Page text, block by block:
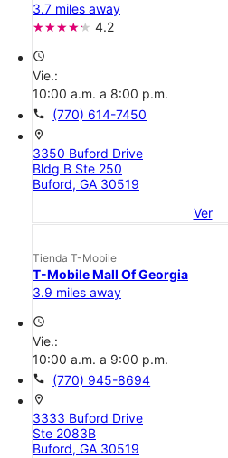
3.7 miles away
4.2
access_time
Vie.:
10:00 a.m. a 8:00 p.m.
call (770) 614-7450
location_on
3350 Buford Drive
Bldg B Ste 250
Buford, GA 30519
Ver
Tienda T-Mobile
T-Mobile Mall Of Georgia
3.9 miles away
access_time
Vie.:
10:00 a.m. a 9:00 p.m.
call (770) 945-8694
location_on
3333 Buford Drive
Ste 2083B
Buford, GA 30519